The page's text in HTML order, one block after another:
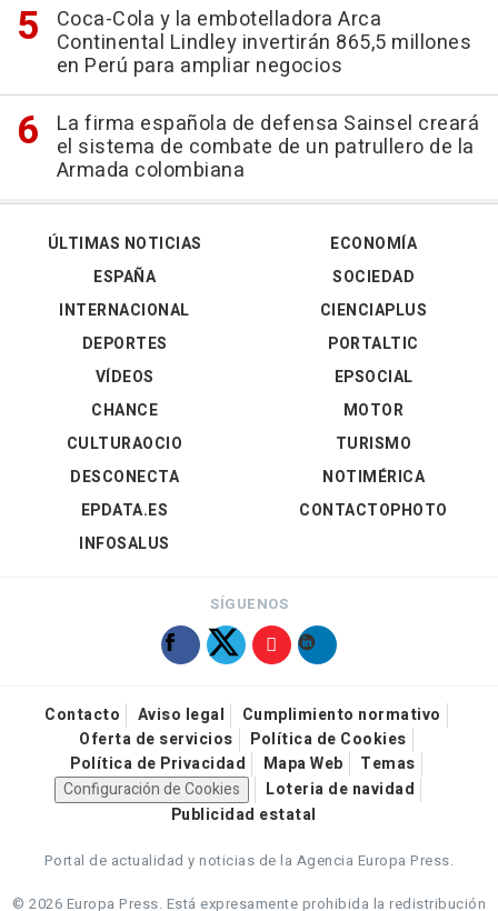
Coca-Cola y la embotelladora Arca
Continental Lindley invertirán 865,5 millones
en Perú para ampliar negocios
La firma española de defensa Sainsel creará
el sistema de combate de un patrullero de la
Armada colombiana
ÚLTIMAS NOTICIAS
ESPAÑA
INTERNACIONAL
DEPORTES
VÍDEOS
ECONOMÍA
SOCIEDAD
CIENCIAPLUS
PORTALTIC
EPSOCIAL
CHANCE
CULTURAOCIO
DESCONECTA
EPDATA.ES
INFOSALUS
MOTOR
TURISMO
NOTIMÉRICA
CONTACTOPHOTO
SÍGUENOS
Contacto Aviso legal
Cumplimiento normativo
Oferta de servicios
Política de Cookies
Política de Privacidad
Mapa Web
Temas
Configuración de Cookies
Loteria de navidad
Publicidad estatal
Portal de actualidad y noticias de la Agencia Europa Press.
© 2026 Europa Press. Está expresamente prohibida la redistribución